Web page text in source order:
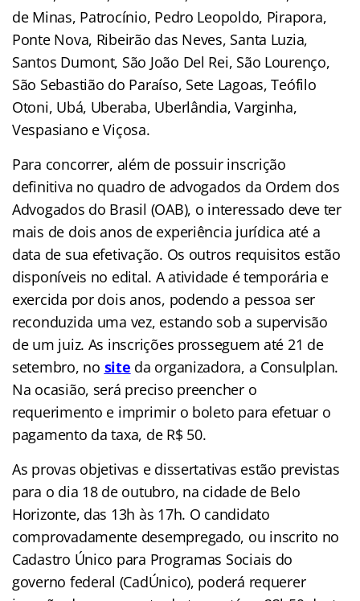
de Minas, Patrocínio, Pedro Leopoldo, Pirapora,
Ponte Nova, Ribeirão das Neves, Santa Luzia,
Santos Dumont, São João Del Rei, São Lourenço,
São Sebastião do Paraíso, Sete Lagoas, Teófilo
Otoni, Ubá, Uberaba, Uberlândia, Varginha,
Vespasiano e Viçosa.
Para concorrer, além de possuir inscrição
definitiva no quadro de advogados da Ordem dos
Advogados do Brasil (OAB), o interessado deve ter
mais de dois anos de experiência jurídica até a
data de sua efetivação. Os outros requisitos estão
disponíveis no edital. A atividade é temporária e
exercida por dois anos, podendo a pessoa ser
reconduzida uma vez, estando sob a supervisão
de um juiz. As inscrições prosseguem até 21 de
setembro, no site da organizadora, a Consulplan.
Na ocasião, será preciso preencher o
requerimento e imprimir o boleto para efetuar o
pagamento da taxa, de R$ 50.
As provas objetivas e dissertativas estão previstas
para o dia 18 de outubro, na cidade de Belo
Horizonte, das 13h às 17h. O candidato
comprovadamente desempregado, ou inscrito no
Cadastro Único para Programas Sociais do
governo federal (CadÚnico), poderá requerer